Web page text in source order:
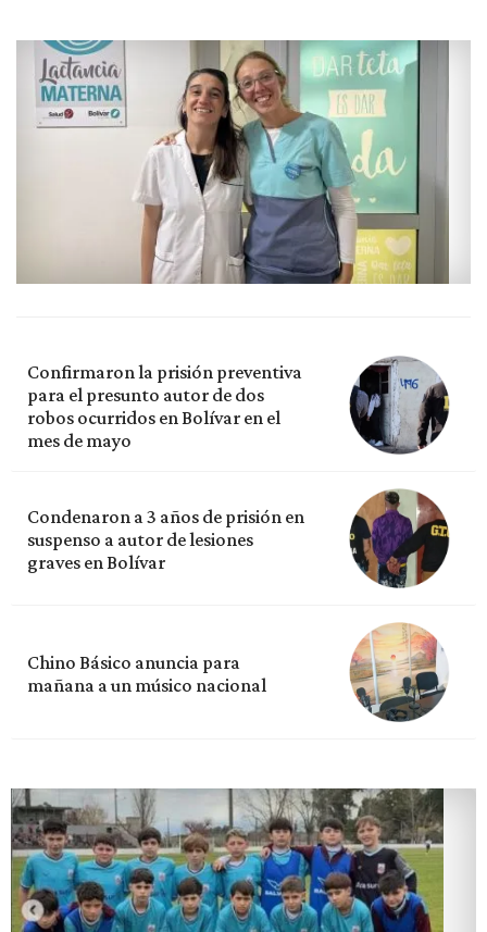
Confirmaron la prisión preventiva
para el presunto autor de dos
robos ocurridos en Bolívar en el
mes de mayo
Condenaron a 3 años de prisión en
suspenso a autor de lesiones
graves en Bolívar
Chino Básico anuncia para
mañana a un músico nacional